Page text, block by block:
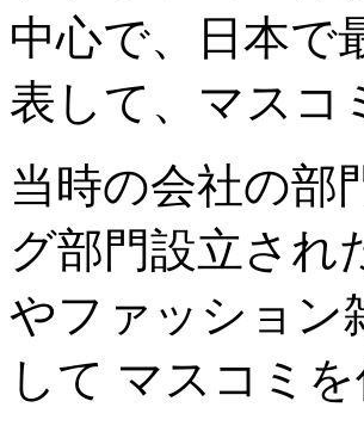
中心で、日本で
表して、マスコ
当時の会社の部
グ部門設立され
やファッション
して マスコミ